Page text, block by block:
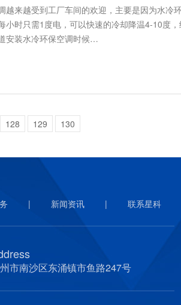
越来越受到工厂车间的欢迎，主要是因为水冷
小时只需1度电，可以快速的冷却降温4-10度
安装水冷环保空调时候…
128 129 130
| 新闻资讯 | 联系星科
市南沙区东涌镇市鱼路247号